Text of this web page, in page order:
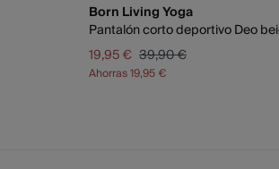
Born Living Yoga
Pantalón corto deportivo Deo
19,95 € 39,90 €
Ahorras19,95 €